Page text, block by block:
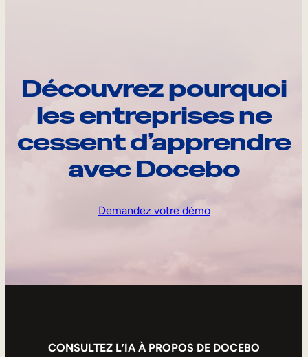
Découvrez pourquoi
les entreprises ne
cessent d’apprendre
avec Docebo
Demandez votre démo
CONSULTEZ L’IA À PROPOS DE DOCEBO